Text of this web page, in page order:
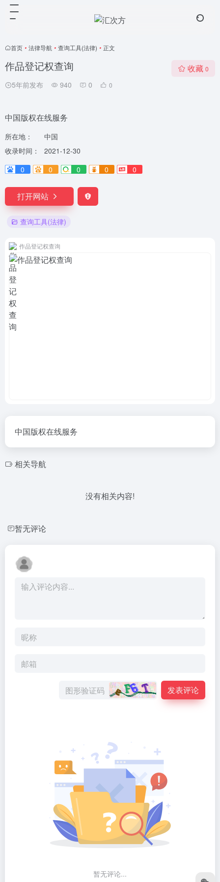
首页 • 法律导航 • 查询工具(法律) • 正文
作品登记权查询
5年前发布 940 0 0
收藏 0
中国版权在线服务
所在地：
中国
收录时间：
2021-12-30
0
0 0 0 0
打开网站
查询工具(法律)
作品登记权查询
中国版权在线服务
相关导航
没有相关内容!
暂无评论
发表评论
暂无评论...